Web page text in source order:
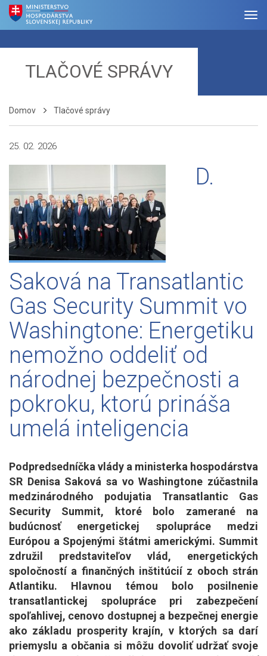
TLAČOVÉ SPRÁVY
Domov Tlačové správy
25. 02. 2026
D.
Saková na Transatlantic
Gas Security Summit vo
Washingtone: Energetiku
nemožno oddeliť od
národnej bezpečnosti a
pokroku, ktorú prináša
umelá inteligencia
Podpredsedníčka vlády a ministerka hospodárstva
SR Denisa Saková sa vo Washingtone zúčastnila
medzinárodného podujatia Transatlantic Gas
Security Summit, ktoré bolo zamerané na
budúcnosť energetickej spolupráce medzi
Európou a Spojenými štátmi americkými. Summit
združil predstaviteľov vlád, energetických
spoločností a finančných inštitúcií z oboch strán
Atlantiku. Hlavnou témou bolo posilnenie
transatlantickej spolupráce pri zabezpečení
spoľahlivej, cenovo dostupnej a bezpečnej energie
ako základu prosperity krajín, v ktorých sa darí
priemyslu a občania si môžu dovoliť udržať svoje